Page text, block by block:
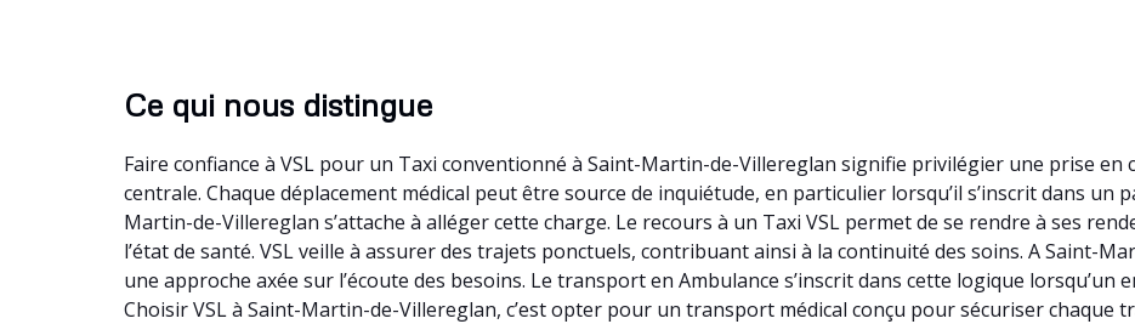
Ce qui nous distingue
Faire confiance à VSL pour un Taxi conventionné à Saint-Martin-de-Villereglan signifie privilégier une prise en
centrale. Chaque déplacement médical peut être source de inquiétude, en particulier lorsqu’il s’inscrit dans un
Martin-de-Villereglan s’attache à alléger cette charge. Le recours à un Taxi VSL permet de se rendre à ses
l’état de santé. VSL veille à assurer des trajets ponctuels, contribuant ainsi à la continuité des soins. A Saint-
une approche axée sur l’écoute des besoins. Le transport en Ambulance s’inscrit dans cette logique lorsqu’un
Choisir VSL à Saint-Martin-de-Villereglan, c’est opter pour un transport médical conçu pour sécuriser chaque